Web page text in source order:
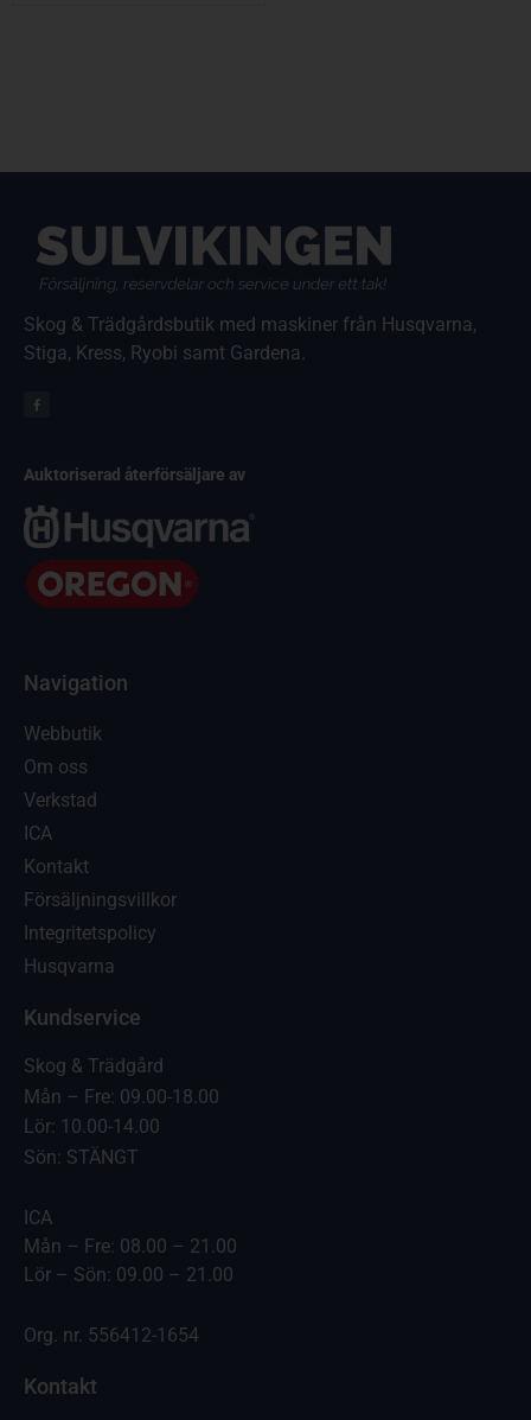
Skog & Trädgårdsbutik med maskiner från Husqvarna,
Stiga, Kress, Ryobi samt Gardena.
Auktoriserad återförsäljare av
Navigation
Webbutik
Om oss
Verkstad
ICA
Kontakt
Försäljningsvillkor
Integritetspolicy
Husqvarna
Kundservice
Skog & Trädgård
Mån – Fre: 09.00-18.00
Lör: 10.00-14.00
Sön: STÄNGT
ICA
Mån – Fre: 08.00 – 21.00
Lör – Sön: 09.00 – 21.00
Org. nr. 556412-1654
Kontakt